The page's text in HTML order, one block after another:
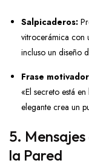
Salpicaderos:
vitrocerámica con
incluso un diseño
Frase
«El secreto está
elegante crea un
5.
la Pared